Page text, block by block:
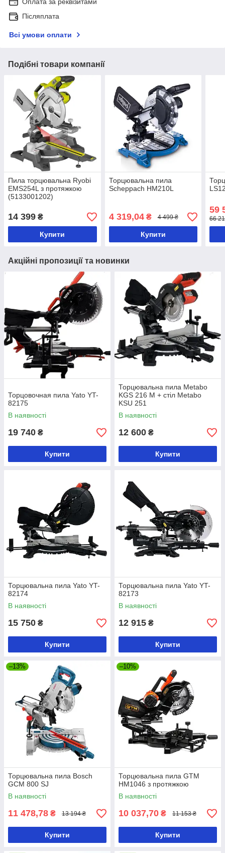
Післяплата
Всі умови оплати
Подібні товари компанії
Пила торцювальна Ryobi
EMS254L з протяжкою
(5133001202)
14 399 ₴
Купити
Торцювальна пила
Scheppach HM210L
4 319,04₴ 4 499 ₴
Купити
59
66
Акційні пропозиції та новинки
Торцовочная пила Yato YT-
82175
В наявності
19 740 ₴
Купити
Торцювальна пила Metabo
KGS 216 M + стіл Metabo
KSU 251
В наявності
12 600 ₴
Купити
Торцювальна пила Yato YT-
82174
В наявності
15 750 ₴
Купити
Торцювальна пила Yato YT-
82173
В наявності
12 915 ₴
Купити
–13%
Торцювальна пила Bosch
GCM 800 SJ
В наявності
11 478,78 ₴ 13 194 ₴
Купити
–10%
Торцювальна пила GTM
HM1046 з протяжкою
В наявності
10 037,70 ₴ 11 153 ₴
Купити